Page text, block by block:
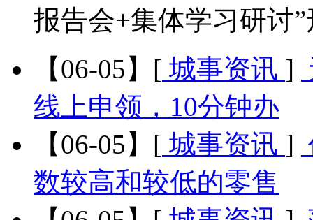
报告会+集体学习研讨
【06-05】 [ 城事资讯 ]
线上申领，10分钟办
【06-05】 [ 城事资讯 ]
数较高和较低的零售